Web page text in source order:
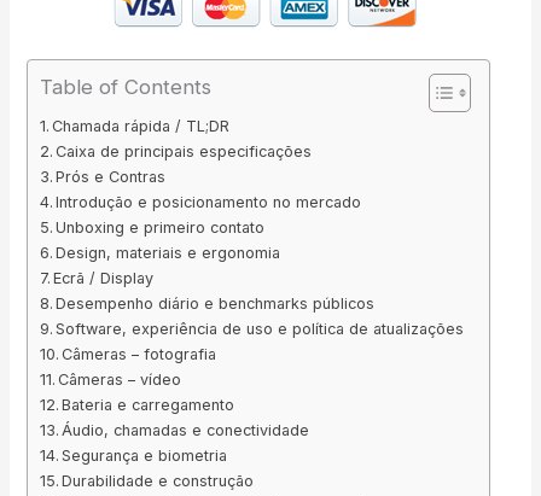
Table of Contents
Chamada rápida / TL;DR
Caixa de principais especificações
Prós e Contras
Introdução e posicionamento no mercado
Unboxing e primeiro contato
Design, materiais e ergonomia
Ecrã / Display
Desempenho diário e benchmarks públicos
Software, experiência de uso e política de atualizações
Câmeras – fotografia
Câmeras – vídeo
Bateria e carregamento
Áudio, chamadas e conectividade
Segurança e biometria
Durabilidade e construção